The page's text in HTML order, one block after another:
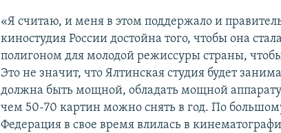
«Я считаю, и меня в этом поддержало и
киностудия России достойна того, чтобы она
полигоном для молодой режиссуры страны,
Это не значит, что Ялтинская студия будет
должна быть мощной, обладать мощной
чем 50-70 картин можно снять в год. По
Федерация в свое время влилась в